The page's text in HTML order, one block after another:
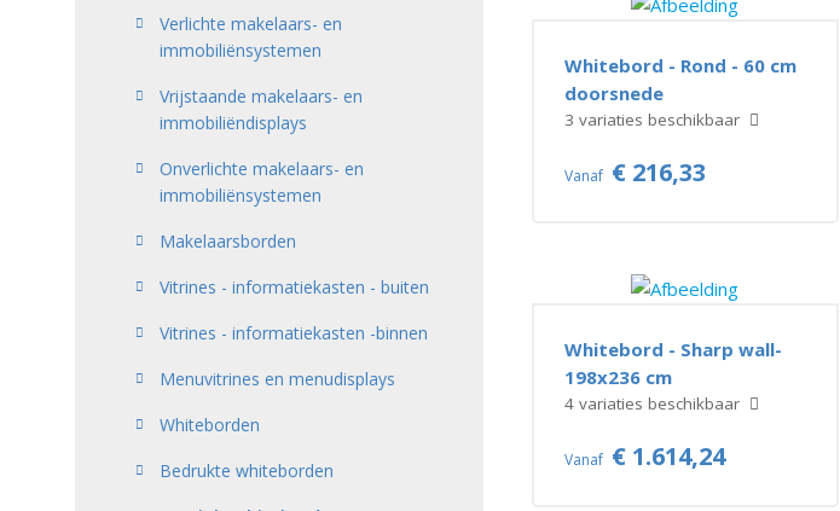
Verlichte makelaars- en
immobiliënsystemen
Vrijstaande makelaars- en
immobiliëndisplays
Onverlichte makelaars- en
immobiliënsystemen
Makelaarsborden
Vitrines - informatiekasten - buiten
Vitrines - informatiekasten -binnen
Menuvitrines en menudisplays
Whiteborden
Bedrukte whiteborden
Whitebord - Rond - 60 cm
doorsnede
3 variaties beschikbaar
Vanaf € 216,33
Whitebord - Sharp wall-
198x236 cm
4 variaties beschikbaar
Vanaf € 1.614,24